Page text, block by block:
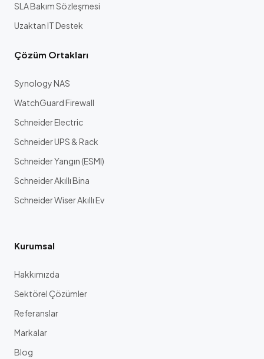
SLA Bakım Sözleşmesi
Uzaktan IT Destek
Çözüm Ortakları
Synology NAS
WatchGuard Firewall
Schneider Electric
Schneider UPS & Rack
Schneider Yangın (ESMI)
Schneider Akıllı Bina
Schneider Wiser Akıllı Ev
Kurumsal
Hakkımızda
Sektörel Çözümler
Referanslar
Markalar
Blog